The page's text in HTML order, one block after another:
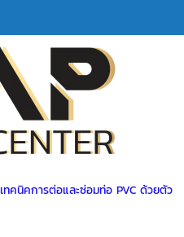
เทคนิคการต่อและซ่อมท่อ PVC ด้วยตัว